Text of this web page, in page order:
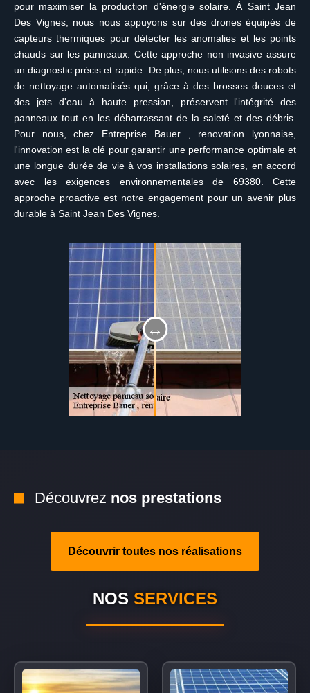
pour maximiser la production d'énergie solaire. À Saint Jean
Des Vignes, nous nous appuyons sur des drones équipés de
capteurs thermiques pour détecter les anomalies et les points
chauds sur les panneaux. Cette approche non invasive assure
un diagnostic précis et rapide. De plus, nous utilisons des robots
de nettoyage automatisés qui, grâce à des brosses douces et
des jets d'eau à haute pression, préservent l'intégrité des
panneaux tout en les débarrassant de la saleté et des débris.
Pour nous, chez Entreprise Bauer , renovation lyonnaise,
l'innovation est la clé pour garantir une performance optimale et
une longue durée de vie à vos installations solaires, en accord
avec les exigences environnementales de 69380. Cette
approche proactive est notre engagement pour un avenir plus
durable à Saint Jean Des Vignes.
Découvrez nos prestations
Découvrir toutes nos réalisations
NOS SERVICES